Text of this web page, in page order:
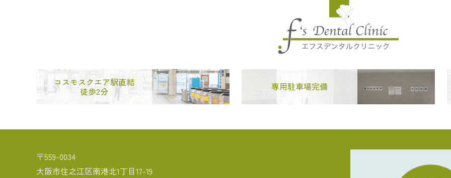
コスモスクエア駅直結
徒歩2分 専用駐車場完備
〒559-0034
大阪市住之江区南港北1丁目17-19